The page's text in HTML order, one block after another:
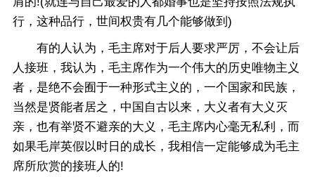
行，这种品行，世间权贵有几个能够做到)
有的人认为，毛主席对于后人要求严厉，不会让后
人接班，我认为，毛主席作为一个伟大的历史唯物主义
者，是绝不会囿于一种形式主义的，一个国家和民族，
当然是贤能者居之，中国自古以来，大义者有大义灭
亲，也有举贤不避亲的大义，毛主席内心毫无私利，而
如果毛岸英假以时日的成长，我相信一定能够成为毛主
席所欣赏的接班人的!